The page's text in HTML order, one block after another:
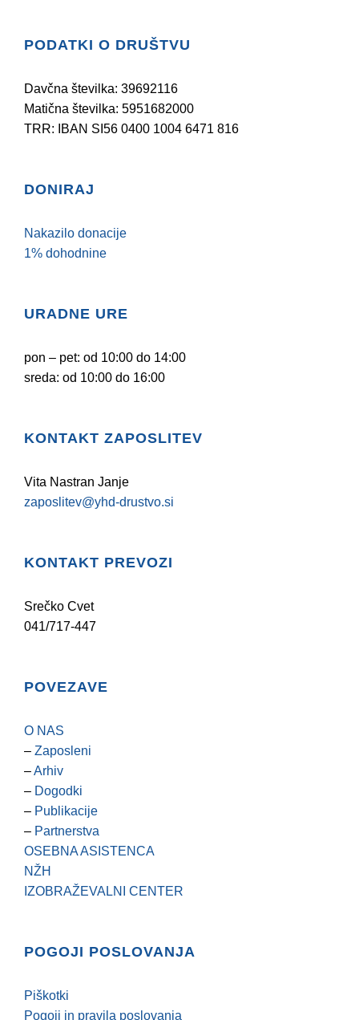
PODATKI O DRUŠTVU
Davčna številka: 39692116
Matična številka: 5951682000
TRR: IBAN SI56 0400 1004 6471 816
DONIRAJ
Nakazilo donacije
1% dohodnine
URADNE URE
pon – pet: od 10:00 do 14:00
sreda: od 10:00 do 16:00
KONTAKT ZAPOSLITEV
Vita Nastran Janje
zaposlitev@yhd-drustvo.si
KONTAKT PREVOZI
Srečko Cvet
041/717-447
POVEZAVE
O NAS
– Zaposleni
–Arhiv
– Dogodki
– Publikacije
– Partnerstva
OSEBNA ASISTENCA
NŽH
IZOBRAŽEVALNI CENTER
POGOJI POSLOVANJA
Piškotki
Pogoji in pravila poslovanja